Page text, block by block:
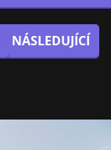
NÁSLEDUJÍCÍ